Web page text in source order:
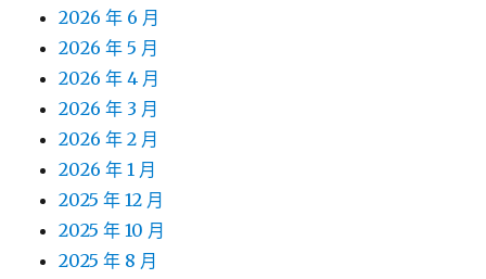
2026 年 6 月
2026 年 5 月
2026 年 4 月
2026 年 3 月
2026 年 2 月
2026 年 1 月
2025 年 12 月
2025 年 10 月
2025 年 8 月